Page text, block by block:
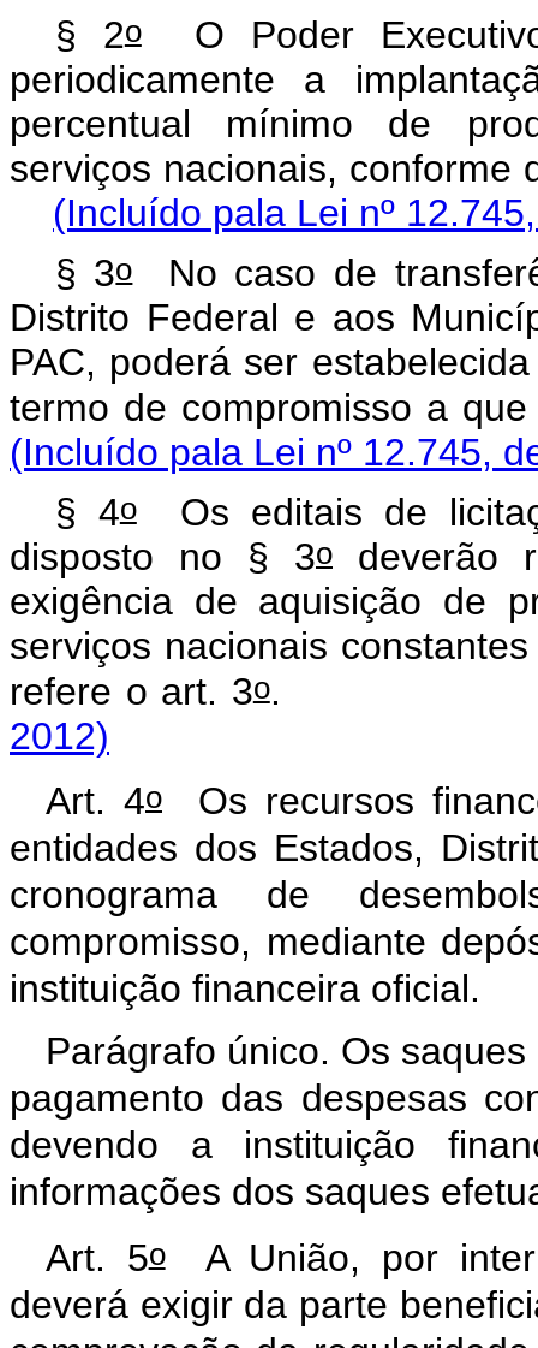
§ 2oO Poder Executivo
periodicamente a
percentual mínimo de
serviços nacionais,
(Incluído pala Lei nº
§ 3oNo caso de
Distrito Federal e aos
PAC, poderá ser
termo de compromisso a
(Incluído pala Lei nº 12.745,
§ 4oOs editais de
disposto no § 3o deverão
exigência de aquisição de
serviços nacionais
refere o art. 3o
2012)
Art. 4o Os recursos
entidades dos Estados,
cronograma de
compromisso, mediante
instituição financeira oficial.
Parágrafo único. Os
pagamento das despesas
devendo a instituição
informações dos saques
Art. 5oA União, por
deverá exigir da parte